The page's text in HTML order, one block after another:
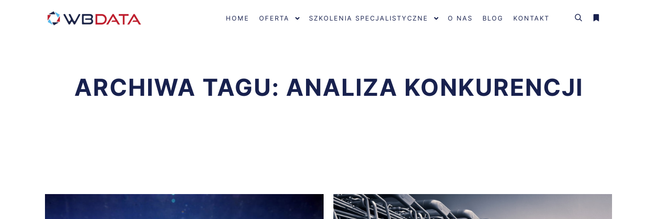
HOME OFERTA SZKOLENIA SPECJALISTYCZNE O NAS BLOG KONTAKT
ARCHIWA TAGU: ANALIZA KONKURENCJI